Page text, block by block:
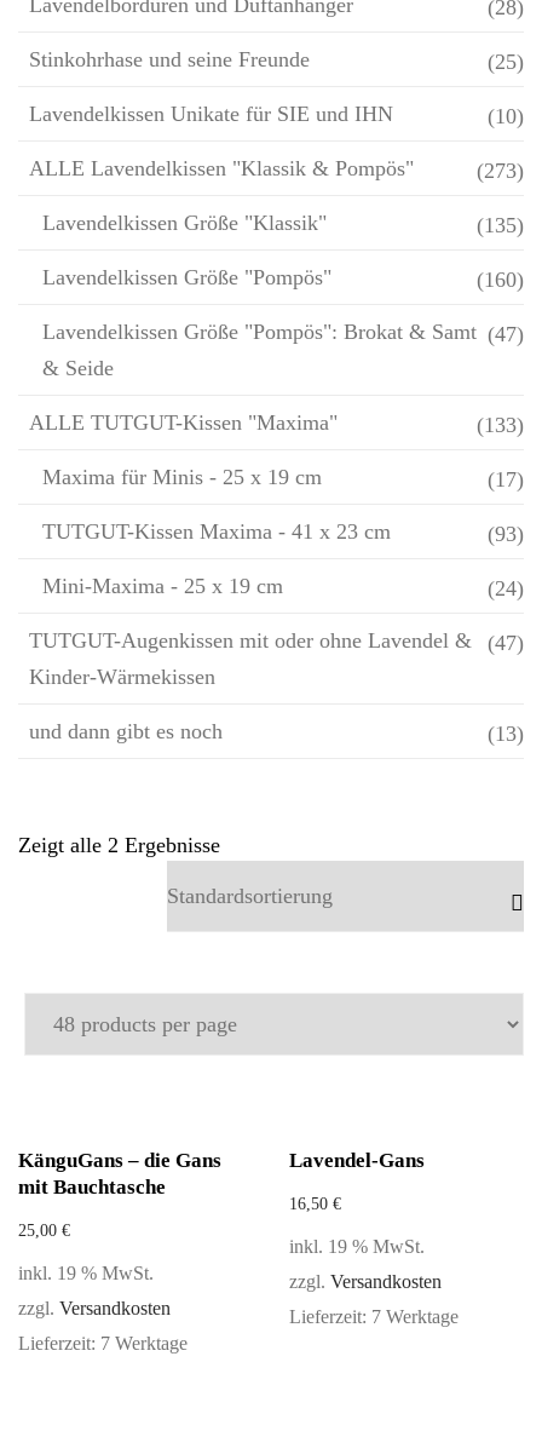
Lavendelbordüren und Duftanhänger (28)
Stinkohrhase und seine Freunde (25)
Lavendelkissen Unikate für SIE und IHN (10)
ALLE Lavendelkissen "Klassik & Pompös" (273)
Lavendelkissen Größe "Klassik" (135)
Lavendelkissen Größe "Pompös" (160)
Lavendelkissen Größe "Pompös": Brokat & Samt
& Seide
(47)
ALLE TUTGUT-Kissen "Maxima" (133)
Maxima für Minis - 25 x 19 cm (17)
TUTGUT-Kissen Maxima - 41 x 23 cm (93)
Mini-Maxima - 25 x 19 cm (24)
TUTGUT-Augenkissen mit oder ohne Lavendel &
Kinder-Wärmekissen
(47)
und dann gibt es noch (13)
Zeigt alle 2 Ergebnisse
KänguGans – die Gans
mit Bauchtasche
25,00 €
inkl. 19 % MwSt.
zzgl. Versandkosten
Lieferzeit: 7 Werktage
Lavendel-Gans
16,50 €
inkl. 19 % MwSt.
zzgl. Versandkosten
Lieferzeit: 7 Werktage